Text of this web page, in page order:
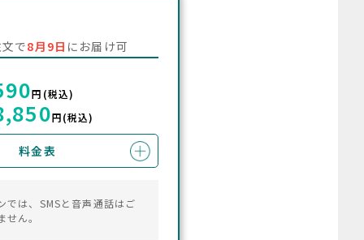
で8月9日 にお届け可
円(税込)
円(税込)
料金表
では、SMSと音声通話はご
ん。